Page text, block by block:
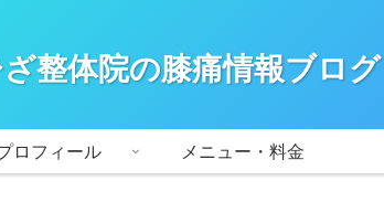
整体院の膝痛情報ブログ
ロフィール メニュー・料金